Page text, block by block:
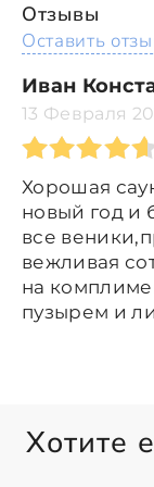
Отзывы
Оставить
Иван
13 Февраля
Хорошая
новый год и
все
вежливая
на
пузырем и
Хотите